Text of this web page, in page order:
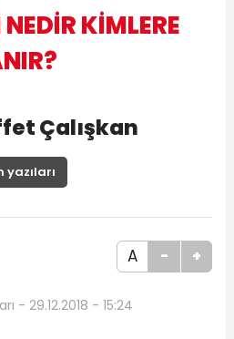
KİMLERE
Çalışkan
yazıları
A - +
- 29.12.2018 - 15:24